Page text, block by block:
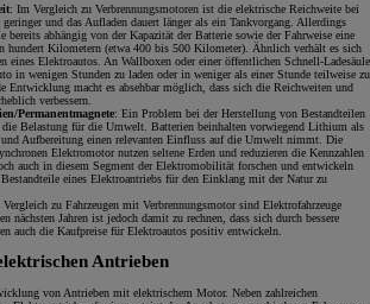
: Im Vergleich zu Verbrennungsmotoren ist die elektrische Reichweite bei
und das Aufladen dauert länger als ein Tankvorgang. Allerdings
bereits abhängig von der Kapazität der Batterie sowie der Fahrweise eine
hundert Kilometern (etwa 400 bis 500 Kilometer). Ähnlich verhält es sich
eines Elektroautos. An Wallboxen oder einer öffentlichen Schnell-Ladesäule
in wenigen Stunden zu laden oder in weniger als einer Stunde teilweise zu
Entwicklung macht es absehbar möglich, dass sich die Reichweiten und
verbessern.
Permanentmagnete: Ein Problem bei der Herstellung von Bestandteilen
die Belastung für die Umwelt. Batterien beinhalten vorwiegend Lithium als
Aufbereitung einen relevanten Einfluss auf die Umwelt nimmt. Die
Elektromotor nutzen seltene Erden und reduzieren die Kennzahlen
auch in diesem Segment der Elektromobilität forschen und entwickeln
eines Elektroantriebs für den Einklang mit der Natur zu
zu Fahrzeugen mit Verbrennungsmotor sind Elektrofahrzeuge
nächsten Jahren ist jedoch damit zu rechnen, dass sich durch bessere
auch die Kaufpreise für Elektroautos positiv entwickeln.
Antrieben
von Antrieben mit elektrischem Motor. Neben zahlreichen